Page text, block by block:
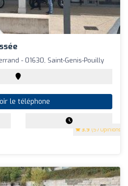
3.9 (57 Opinions)
- 01630, Saint-Genis-Pouilly
le téléphone